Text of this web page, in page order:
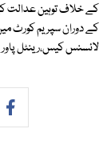
کے خلاف توہین عدالت
کے دوران سپریم کورٹ
لائسنس کیس،رینٹل